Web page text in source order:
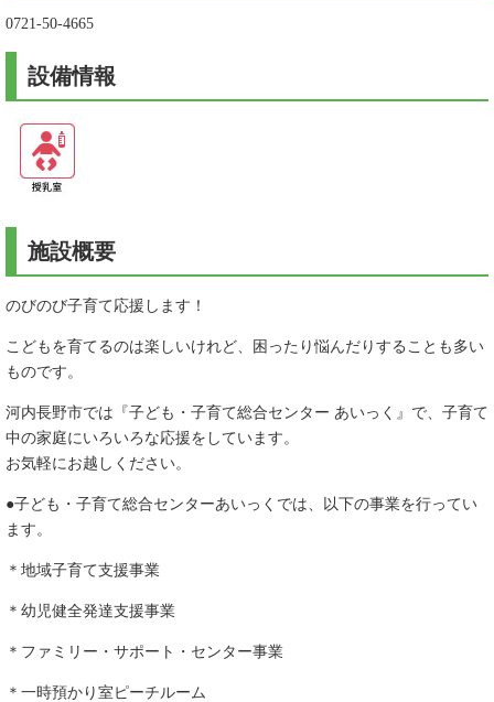
0721-50-4665
設備情報
施設概要
のびのび子育て応援します！
こどもを育てるのは楽しいけれど、困ったり悩んだりすることも多い
ものです。
河内長野市では『子ども・子育て総合センター あいっく』で、子育て
中の家庭にいろいろな応援をしています。
お気軽にお越しください。
●子ども・子育て総合センターあいっくでは、以下の事業を行ってい
ます。
＊地域子育て支援事業
＊幼児健全発達支援事業
＊ファミリー・サポート・センター事業
＊一時預かり室ピーチルーム